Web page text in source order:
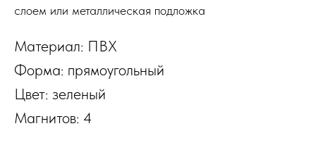
слоем или металлическая подложка
Материал: ПВХ
Форма: прямоугольный
Цвет: зеленый
Магнитов: 4